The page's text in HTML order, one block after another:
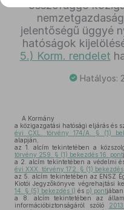
összefüggő
jelentőségű üggyé
hatóságok
5.) Korm. rendelet
Hatályos:
A Kormány
a közigazgatási hatósági eljárás és
évi CXL. törvény 174/A. § (1)
alapján,
az 1. alcím tekintetében a
törvény 259. § (1) bekezdés 16. pont
a 2. alcím tekintetében a védelmi
évi XXX. törvény 172. § (1)
az 5. alcím tekintetében az ENSZ
Kiotói Jegyzőkönyve végrehajtási
14. § (5) bekezdés l) és p) pont
a 8. alcím tekintetében az
információbiztonságáról szóló